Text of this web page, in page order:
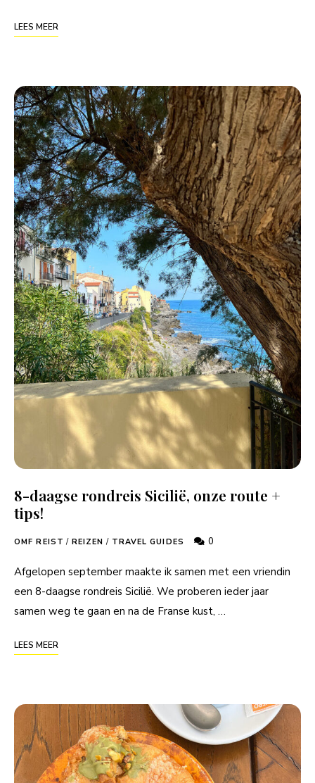
LEES MEER
8-daagse rondreis Sicilië, onze route +
tips!
OMF REIST / REIZEN / TRAVEL GUIDES 0
Afgelopen september maakte ik samen met een vriendin
een 8-daagse rondreis Sicilië. We proberen ieder jaar
samen weg te gaan en na de Franse kust, …
LEES MEER